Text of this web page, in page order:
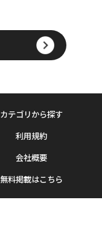
カテゴリから探す
利用規約
会社概要
無料掲載はこちら